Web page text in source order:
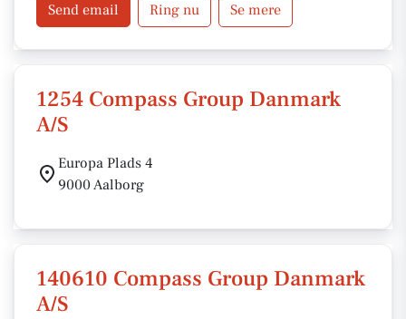
Send email Ring nu Se mere
1254 Compass Group Danmark
A/S
Europa Plads 4
9000 Aalborg
140610 Compass Group Danmark
A/S